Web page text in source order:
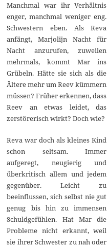
Manchmal war ihr Verhältnis
enger, manchmal weniger eng.
Schwestern eben. Als Reva
anfängt, Marjolijn Nacht für
Nacht anzurufen, zuweilen
mehrmals, kommt Mar ins
Grübeln. Hätte sie sich als die
Ältere mehr um Reev kümmern
müssen? Früher erkennen, dass
Reev an etwas leidet, das
zerstörerisch wirkt? Doch wie?
Reva war doch als kleines Kind
schon seltsam. Immer
aufgeregt, neugierig und
überkritisch allem und jedem
gegenüber. Leicht zu
beeinflussen, sich selbst nie gut
genug bis hin zu immensen
Schuldgefühlen. Hat Mar die
Probleme nicht erkannt, weil
sie ihrer Schwester zu nah oder